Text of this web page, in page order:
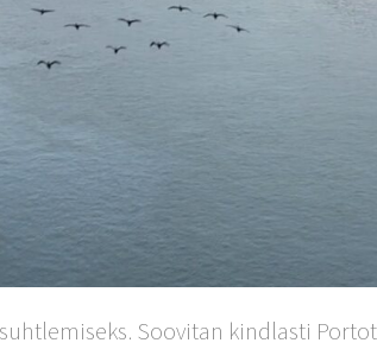
Soovitan kindlasti